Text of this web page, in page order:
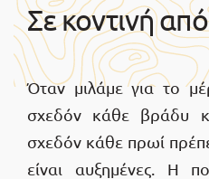
Σε κοντινή
Όταν μιλάμε για το
σχεδόν κάθε βράδυ
σχεδόν κάθε πρωί
είναι αυξημένες. Η